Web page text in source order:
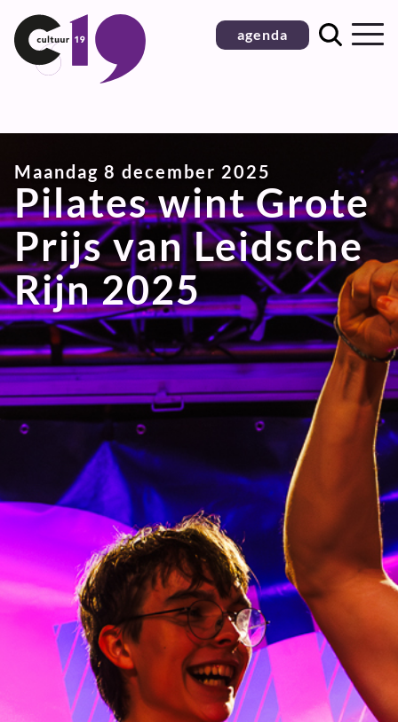
Ga
naar
inhoud
agenda
Maandag 8 december 2025
Pilates wint Grote
Prijs van Leidsche
Rijn 2025